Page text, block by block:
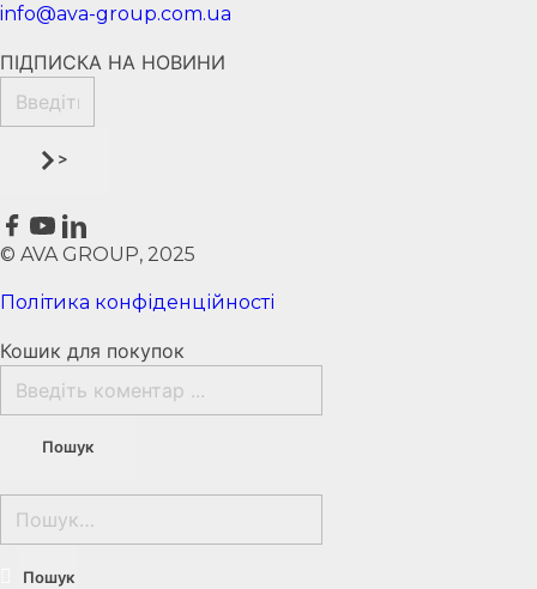
info@ava-group.com.ua
ПІДПИСКА НА НОВИНИ
>
© AVA GROUP, 2025
Політика конфіденційності
Кошик для покупок